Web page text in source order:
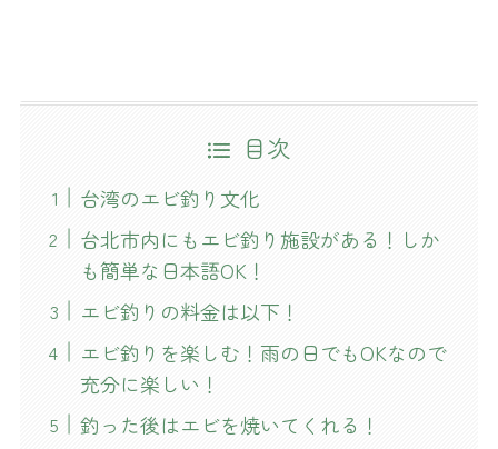
目次
台湾のエビ釣り文化
台北市内にもエビ釣り施設がある！しか
も簡単な日本語OK！
エビ釣りの料金は以下！
エビ釣りを楽しむ！雨の日でもOKなので
充分に楽しい！
釣った後はエビを焼いてくれる！